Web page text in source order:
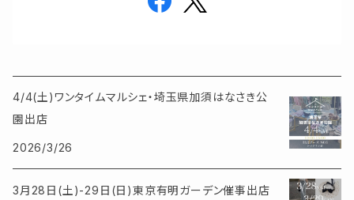
4/4(土)ワンタイムマルシェ・埼玉県加須はなさき公
園出店
2026/3/26
3月28日(土)-29日(日)東京有明ガーデン催事出店